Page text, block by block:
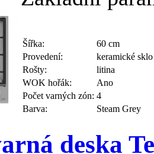
Šířka:
60 cm
Provedení:
keramické sklo
Rošty:
litina
WOK hořák:
Ano
Počet varných zón: 4
Barva:
Steam Grey
deska